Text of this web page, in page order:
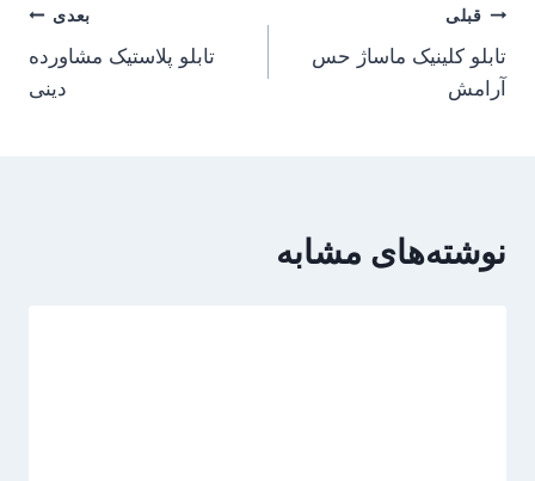
راهبری
نوشته
قبلی
تابلو کلینیک ماساژ حس
آرامش
بعدی
تابلو پلاستیک مشاورده
دینی
نوشته‌های مشابه